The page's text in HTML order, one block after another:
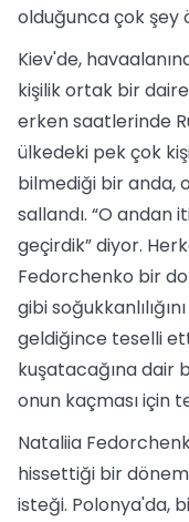
olduğunca çok şey
Kiev'de,
kişilik ortak bir
erken saatlerinde
ülkedeki pek çok
bilmediği bir anda,
sallandı. “O
geçirdik” diyor.
Fedorchenko bir
gibi
geldiğince teselli
kuşatacağına dair
onun kaçması için
Nataliia
hissettiği bir
isteği. Polonya'da,